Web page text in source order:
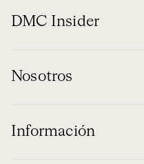
DMC Insider
Nosotros
Información